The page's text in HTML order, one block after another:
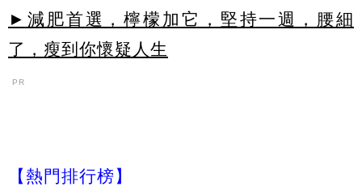
►減肥首選，檸檬加它，堅持一週，腰細
了，瘦到你懷疑人生
PR
【熱門排行榜】